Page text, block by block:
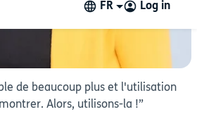
FR Log in
de beaucoup plus et l'utilisation
Alors, utilisons-la !”